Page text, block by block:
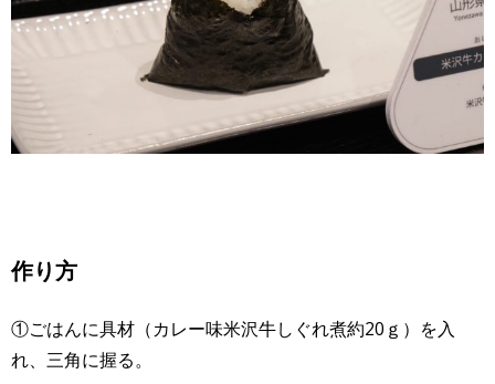
作り方
①ごはんに具材（カレー味米沢牛しぐれ煮約20ｇ）を入
れ、 三角に握る。